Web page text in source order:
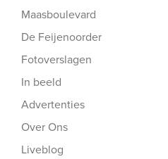
Maasboulevard
De Feijenoorder
Fotoverslagen
In beeld
Advertenties
Over Ons
Liveblog